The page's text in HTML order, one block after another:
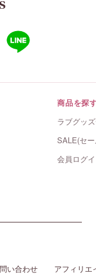
商品を探
ラブグッ
SALE(セ
会員ログ
い合わせ アフィリエ